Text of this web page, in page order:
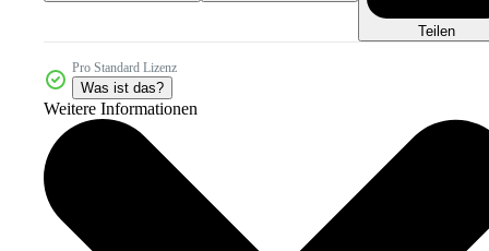
Teilen
Pro Standard Lizenz
Was ist das?
Weitere Informationen